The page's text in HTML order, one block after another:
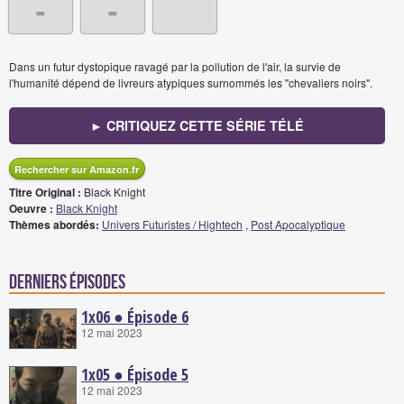
- -
Dans un futur dystopique ravagé par la pollution de l'air, la survie de
l'humanité dépend de livreurs atypiques surnommés les "chevaliers noirs".
► CRITIQUEZ CETTE SÉRIE TÉLÉ
Rechercher sur Amazon.fr
Titre Original : Black Knight
Oeuvre : Black Knight
Thèmes abordés: Univers Futuristes / Hightech , Post Apocalyptique
Derniers épisodes
1x06 ● Épisode 6
12 mai 2023
1x05 ● Épisode 5
12 mai 2023